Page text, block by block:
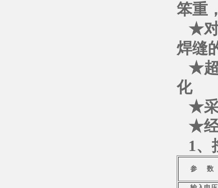
笨重
★对
焊缝
★超
化
★采
★经
1、
参 数